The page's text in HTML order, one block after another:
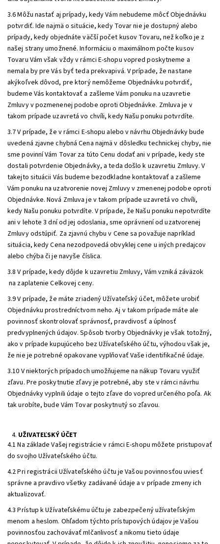
3.6 Môžu nastať aj prípady, kedy Vám nebudeme môcť Objednávku
potvrdiť. Ide najmä o situácie, kedy Tovar nie je dostupný alebo
prípady, kedy objednáte väčší počet kusov Tovaru, než koľko je z
našej strany umožnené. Informáciu o maximálnom počte kusov
Tovaru Vám však vždy v rámci E-shopu vopred poskytneme a
nemala by pre Vás byť teda prekvapivá. V prípade, že nastane
akýkoľvek dôvod, pre ktorý nemôžeme Objednávku potvrdiť,
budeme Vás kontaktovať a zašleme Vám ponuku na uzavretie
Zmluvy v pozmenenej podobe oproti Objednávke. Zmluva je v
takom prípade uzavretá vo chvíli, kedy Našu ponuku potvrdíte.
3.7 V prípade, že v rámci E-shopu alebo v návrhu Objednávky bude
uvedená zjavne chybná Cena najmä v dôsledku technickej chyby, nie
sme povinní Vám Tovar za túto Cenu dodať ani v prípade, kedy ste
dostali potvrdenie Objednávky, a teda došlo k uzavretiu Zmluvy. V
takejto situácii Vás budeme bezodkladne kontaktovať a zašleme
Vám ponuku na uzatvorenie novej Zmluvy v zmenenej podobe oproti
Objednávke. Nová Zmluva je v takom prípade uzavretá vo chvíli,
kedy Našu ponuku potvrdíte. V prípade, že Našu ponuku nepotvrdíte
ani v lehote 3 dní od jej odoslania, sme oprávnení od uzatvorenej
Zmluvy odstúpiť. Za zjavnú chybu v Cene sa považuje napríklad
situácia, kedy Cena nezodpovedá obvyklej cene u iných predajcov
alebo chýba či je navyše číslica.
3.8 V prípade, kedy dôjde k uzavretiu Zmluvy, Vám vzniká záväzok
na zaplatenie Celkovej ceny.
3.9 V prípade, že máte zriadený Užívateľský účet, môžete urobiť
Objednávku prostredníctvom neho. Aj v takom prípade máte ale
povinnosť skontrolovať správnosť, pravdivosť a úplnosť
predvyplnených údajov. Spôsob tvorby Objednávky je však totožný,
ako v prípade kupujúceho bez Užívateľského účtu, výhodou však je,
že nie je potrebné opakovane vyplňovať Vaše identifikačné údaje.
3.10 V niektorých prípadoch umožňujeme na nákup Tovaru využiť
zľavu. Pre poskytnutie zľavy je potrebné, aby ste v rámci návrhu
Objednávky vyplnili údaje o tejto zľave do vopred určeného poľa. Ak
tak urobíte, bude Vám Tovar poskytnutý so zľavou.
UŽIVATEĽSKÝ ÚČET
4.1 Na základe Vašej registrácie v rámci E-shopu môžete pristupovať
do svojho Užívateľského účtu.
4.2 Pri registrácii Užívateľského účtu je Vašou povinnosťou uviesť
správne a pravdivo všetky zadávané údaje a v prípade zmeny ich
aktualizovať.
4.3 Prístup k Užívateľskému účtu je zabezpečený užívateľským
menom a heslom. Ohľadom týchto prístupových údajov je Vašou
povinnosťou zachovávať mlčanlivosť a nikomu tieto údaje